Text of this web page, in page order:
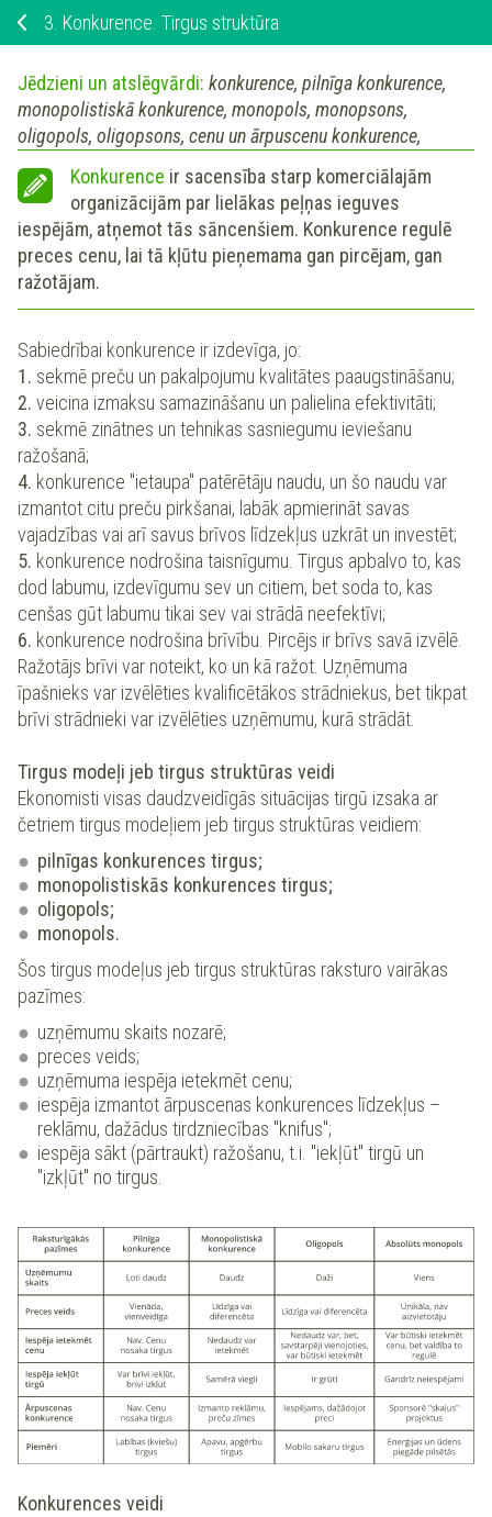
3. Konkurence. Tirgus struktūra
Jēdzieni un atslēgvārdi: konkurence, pilnīga konkurence,
monopolistiskā konkurence, monopols, monopsons,
oligopols, oligopsons, cenu un ārpuscenu konkurence,
Konkurence ir sacensība starp komerciālajām
organizācijām par lielākas peļņas ieguves
iespējām, atņemot tās sāncenšiem. Konkurence regulē
preces cenu, lai tā kļūtu pieņemama gan pircējam, gan
ražotājam.
Sabiedrībai konkurence ir izdevīga, jo:
1. sekmē preču un pakalpojumu kvalitātes paaugstināšanu;
2. veicina izmaksu samazināšanu un palielina efektivitāti;
3. sekmē zinātnes un tehnikas sasniegumu ieviešanu
ražošanā;
4. konkurence "ietaupa" patērētāju naudu, un šo naudu var
izmantot citu preču pirkšanai, labāk apmierināt savas
vajadzības vai arī savus brīvos līdzekļus uzkrāt un investēt;
5. konkurence nodrošina taisnīgumu. Tirgus apbalvo to, kas
dod labumu, izdevīgumu sev un citiem, bet soda to, kas
cenšas gūt labumu tikai sev vai strādā neefektīvi;
6. konkurence nodrošina brīvību. Pircējs ir brīvs savā izvēlē.
Ražotājs brīvi var noteikt, ko un kā ražot. Uzņēmuma
īpašnieks var izvēlēties kvalificētākos strādniekus, bet tikpat
brīvi strādnieki var izvēlēties uzņēmumu, kurā strādāt.
Tirgus modeļi jeb tirgus struktūras veidi
Ekonomisti visas daudzveidīgās situācijas tirgū izsaka ar
četriem tirgus modeļiem jeb tirgus struktūras veidiem:
pilnīgas konkurences tirgus;
monopolistiskās konkurences tirgus;
oligopols;
monopols.
Šos tirgus modeļus jeb tirgus struktūras raksturo vairākas
pazīmes:
uzņēmumu skaits nozarē;
preces veids;
uzņēmuma iespēja ietekmēt cenu;
iespēja izmantot ārpuscenas konkurences līdzekļus –
reklāmu, dažādus tirdzniecības "knifus";
iespēja sākt (pārtraukt) ražošanu, t.i. "iekļūt" tirgū un
"izkļūt" no tirgus.
Konkurences veidi